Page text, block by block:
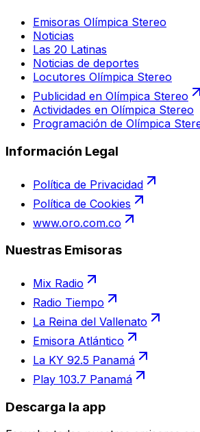
Emisoras Olímpica Stereo
Noticias
Las 20 Latinas
Noticias de deportes
Locutores Olímpica Stereo
Publicidad en Olímpica Stereo
Actividades en Olímpica Stereo
Programación de Olímpica
Información Legal
Política de Privacidad
Política de Cookies
www.oro.com.co
Nuestras Emisoras
Mix Radio
Radio Tiempo
La Reina del Vallenato
Emisora Atlántico
La KY 92.5 Panamá
Play 103.7 Panamá
Descarga la app